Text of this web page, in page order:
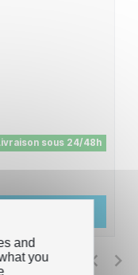
sous 24/48h
and
you